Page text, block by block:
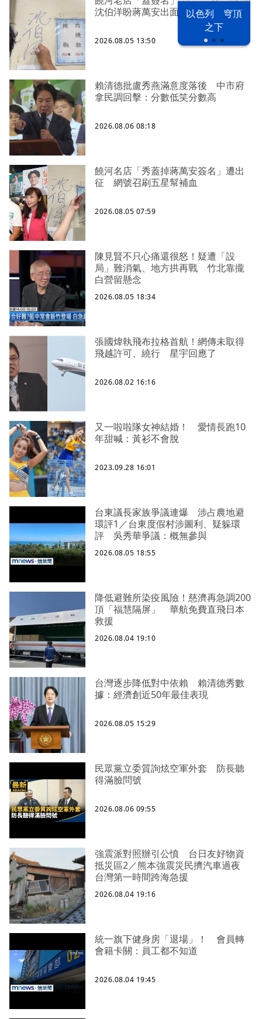
以色列 穹頂
之下
沈伯洋盼蔣萬安出面勸支持者
2026.08.05 13:50
賴清德批盧秀燕滿意度落後 中市府
拿民調回擊：分數低笑分數高
2026.08.06 08:18
饒河名店「秀蓋掉蔣萬安簽名」遭出
征 網號召刷五星幫補血
2026.08.05 07:59
陳見賢不只心痛還很怒！疑遭「設
局」難消氣、地方拱再戰 竹北靠攏
白營留懸念
2026.08.05 18:34
張國煒執飛布拉格首航！網傳未取得
飛越許可、繞行 星宇回應了
2026.08.02 16:16
又一啦啦隊女神結婚！ 愛情長跑10
年甜喊：黃衫不會脫
2023.09.28 16:01
台東議長家族爭議連爆 涉占農地避
環評1／台東度假村涉圖利、疑躲環
評 吳秀華爭議：概無參與
2026.08.05 18:55
降低避難所染疫風險！慈濟再急調200
頂「福慧隔屏」 華航免費直飛日本
救援
2026.08.04 19:10
台灣逐步降低對中依賴 賴清德秀數
據：經濟創近50年最佳表現
2026.08.05 15:29
民眾黨立委質詢炫空軍外套 防長聽
得滿臉問號
2026.08.06 09:55
強震派對照辦引公憤 台日友好物資
抵災區2／熊本強震災民擠汽車過夜
台灣第一時間跨海急援
2026.08.04 19:16
統一旗下健身房「退場」！ 會員轉
會籍卡關：員工都不知道
2026.08.04 19:45